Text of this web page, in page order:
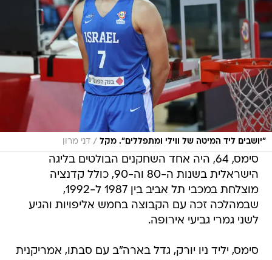
"יושבים ליד המיטה של ווילי ומתפללים". מקל / דני מרון
סימס, 64, היה אחד השחקנים הבולטים בליגה
הישראלית בשנות ה-80 וה-90, כולל קדנציה
מוצלחת במכבי תל אביב בין 1987 ל-1992,
שבמהלכה זכה עם הקבוצה בחמש אליפויות והגיע
לשני גמרי גביעי אירופה.
סימס, יליד ניו יורק, גדל בארה"ב עם סבתו, אמריקנית